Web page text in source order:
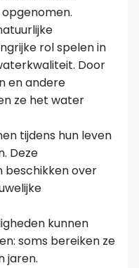
rol spelen in
Door
en andere
ze het water
tijdens hun leven
Deze
beschikken over
kunnen
soms bereiken ze
jaren.